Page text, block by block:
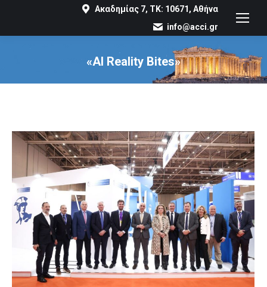
Ακαδημίας 7, ΤΚ: 10671, Αθήνα
info@acci.gr
«AI Reality Bites»
You are here: